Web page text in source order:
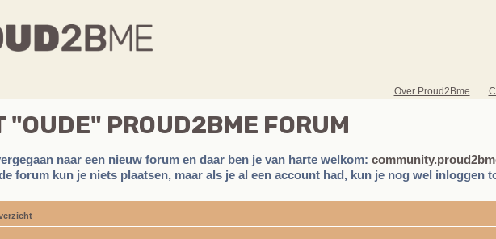
Over Proud2Bme
"OUDE" PROUD2BME FORUM
naar een nieuw forum en daar ben je van harte welkom:
forum kun je niets plaatsen, maar als je al een account had, kun je nog wel inloggen